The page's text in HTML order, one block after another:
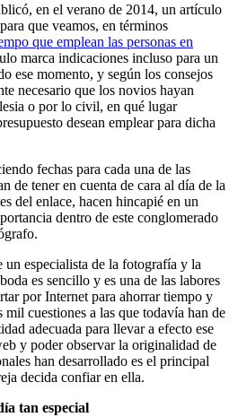
en el verano de 2014, un artículo
que veamos, en términos
que emplean las personas en
marca indicaciones incluso para un
ese momento, y según los consejos
necesario que los novios hayan
o por lo civil, en qué lugar
desean emplear para dicha
fechas para cada una de las
de tener en cuenta de cara al día de la
del enlace, hacen hincapié en un
dentro de este conglomerado
un especialista de la fotografía y la
es sencillo y es una de las labores
por Internet para ahorrar tiempo y
cuestiones a las que todavía han de
adecuada para llevar a efecto ese
y poder observar la originalidad de
han desarrollado es el principal
decida confiar en ella.
tan especial